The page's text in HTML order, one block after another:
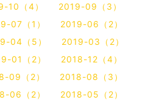
10（4）
2019-09（3）
07（1）
2019-06（2）
04（5）
2019-03（2）
01（2）
2018-12（4）
09（2）
2018-08（3）
06（2）
2018-05（2）